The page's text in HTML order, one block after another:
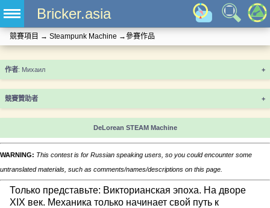
Bricker.asia
競賽項目 → Steampunk Machine →參賽作品
+
競賽贊助者 +
DeLorean STEAM Machine
WARNING: This contest is for Russian speaking users, so you could encounter some
untranslated materials, such as comments/names/descriptions on this page.
Только представьте: Викторианская эпоха. На дворе
XIX век. Механика только начинает свой путь к